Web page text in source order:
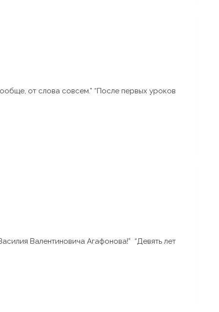
от слова совсем.” “После первых уроков
Валентиновича Агафонова!” “Девять лет